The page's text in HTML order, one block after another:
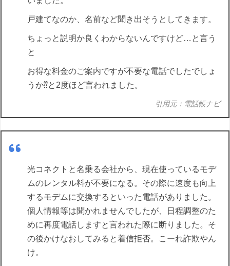
戸建てなのか、名前など聞き出そうとしてきます。
ちょっと説明か良くわからないんですけど…と言う
と
お得な料金のご案内ですが不要な電話でしたでしょ
うか⁇と2度ほど言われました。
引用元：電話帳ナビ
光コネクトと名乗る会社から、現在使っているモデ
ムのレンタル料が不要になる。その際に速度も向上
するモデムに交換するといった電話がありました。
個人情報等は聞かれませんでしたが、日程調整のた
めに再度電話しますと言われた際に断りました。そ
の後かけなおしてみると着信拒否。こーれ詐欺やん
け。